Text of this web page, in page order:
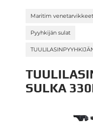
Maritim venetarvikkeet
Pyyhkijän sulat
SULKA